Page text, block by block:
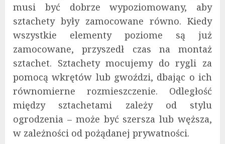
musi być dobrze wypoziomowany, aby
sztachety były zamocowane równo. Kiedy
wszystkie elementy poziome są już
zamocowane, przyszedł czas na montaż
sztachet. Sztachety mocujemy do rygli za
pomocą wkrętów lub gwoździ, dbając o ich
równomierne rozmieszczenie. Odległość
między sztachetami zależy od stylu
ogrodzenia – może być szersza lub węższa,
w zależności od pożądanej prywatności.